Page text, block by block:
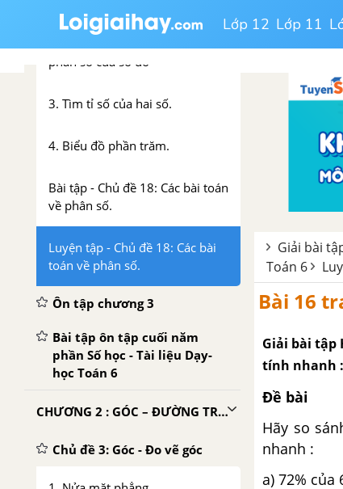
Lớp 12 Lớp 11
phân số của số đó
3. Tìm tỉ số của hai số.
4. Biểu đồ phần trăm.
Bài tập - Chủ đề 18: Các bài toán
về phân số.
Luyện tập - Chủ đề 18: Các bài
toán về phân số.
Ôn tập chương 3
Bài tập ôn tập cuối năm
phần Số học - Tài liệu Dạy-
học Toán 6
CHƯƠNG 2 : GÓC – ĐƯỜNG TRÒN VÀ TAM GIÁC
Chủ đề 3: Góc - Đo vẽ góc
Giải bài
Toán 6
Bài 16
Giải bài tập
tính nhanh :
Đề bài
Hãy so
nhanh :
a) 72% của